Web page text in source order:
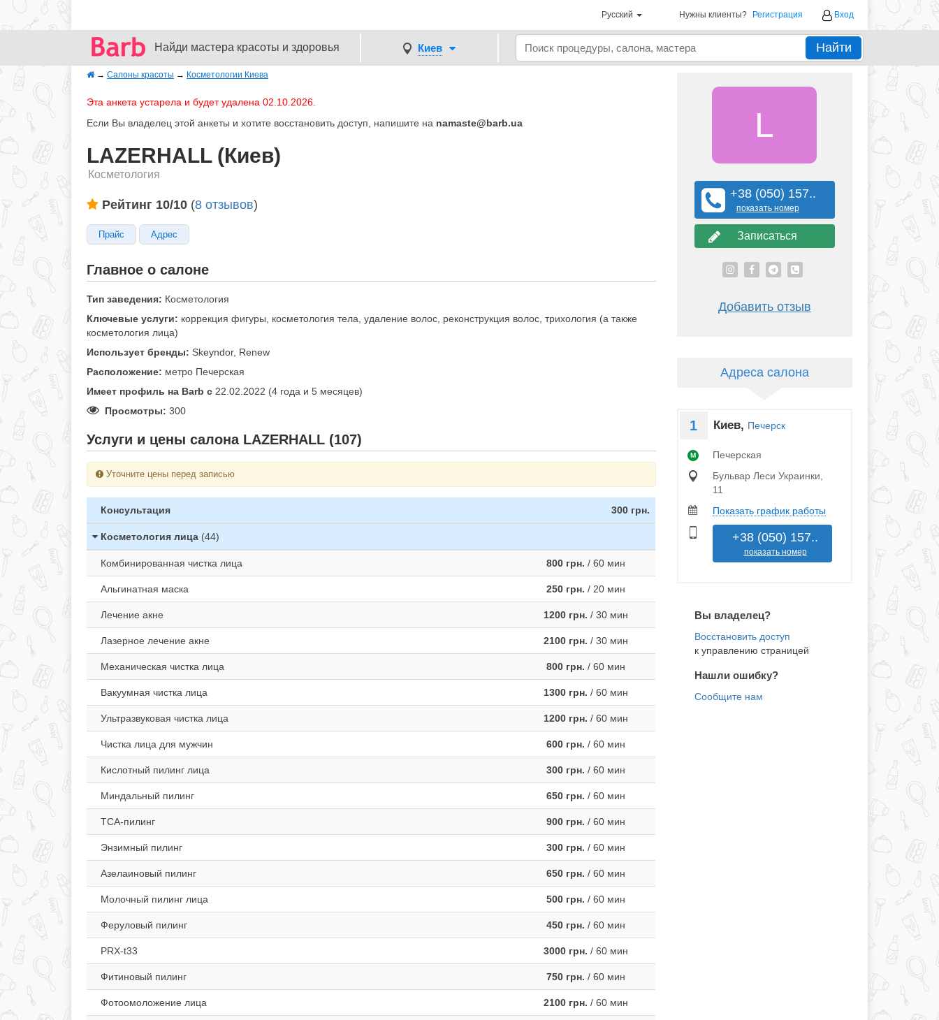
Русский Нужны клиенты? Регистрация Вход
Найди мастера красоты и здоровья Киев Найти
→ Салоны красоты → Косметологии Киева
Эта анкета устарела и будет удалена 02.10.2026.
Если Вы владелец этой анкеты и хотите восстановить доступ, напишите на namaste@barb.ua
LAZERHALL (Киев)
Косметология
Рейтинг 10/10 (8 отзывов)
Прайс Адрес
Главное о салоне
Тип заведения: Косметология
Ключевые услуги: коррекция фигуры, косметология тела, удаление волос, реконструкция волос, трихология (а также
косметология лица)
Использует бренды: Skeyndor, Renew
Расположение: метро Печерская
Имеет профиль на Barb c 22.02.2022 (4 года и 5 месяцев)
Просмотры: 300
Услуги и цены салона LAZERHALL (107)
Уточните цены перед записью
Консультация 300 грн.
Косметология лица (44)
Комбинированная чистка лица 800 грн. / 60 мин
Альгинатная маска 250 грн. / 20 мин
Лечение акне 1200 грн. / 30 мин
Лазерное лечение акне 2100 грн. / 30 мин
Механическая чистка лица 800 грн. / 60 мин
Вакуумная чистка лица 1300 грн. / 60 мин
Ультразвуковая чистка лица 1200 грн. / 60 мин
Чистка лица для мужчин 600 грн. / 60 мин
Кислотный пилинг лица 300 грн. / 60 мин
Миндальный пилинг 650 грн. / 60 мин
ТСА-пилинг 900 грн. / 60 мин
Энзимный пилинг 300 грн. / 60 мин
Азелаиновый пилинг 650 грн. / 60 мин
Молочный пилинг лица 500 грн. / 60 мин
Феруловый пилинг 450 грн. / 60 мин
PRX-t33 3000 грн. / 60 мин
Фитиновый пилинг 750 грн. / 60 мин
Фотоомоложение лица 2100 грн. / 60 мин
L
+38 (050) 157..
показать номер
Записаться
Добавить отзыв
Адреса салона
1 Киев, Печерск
M
Печерская
Бульвар Леси Украинки,
11
Показать график работы
+38 (050) 157..
показать номер
Вы владелец?
к управлению страницей
Нашли ошибку?